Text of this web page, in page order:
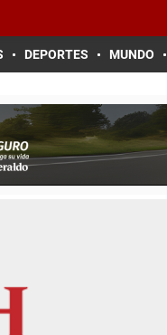
DEPORTES MUNDO